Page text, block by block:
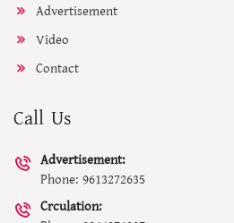
Advertisement
Video
Contact
Call Us
Advertisement:
Phone: 9613272635
Crculation: